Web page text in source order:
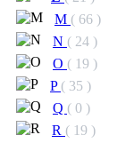
M ( 66 )
N ( 24 )
O ( 19 )
P ( 35 )
Q ( 0 )
R ( 19 )